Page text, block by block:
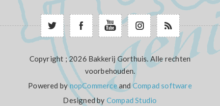
Copyright ; 2026 Bakkerij Gorthuis. Alle rechten
voorbehouden.
Powered bynopCommerceandCompad software
Designed by Compad Studio